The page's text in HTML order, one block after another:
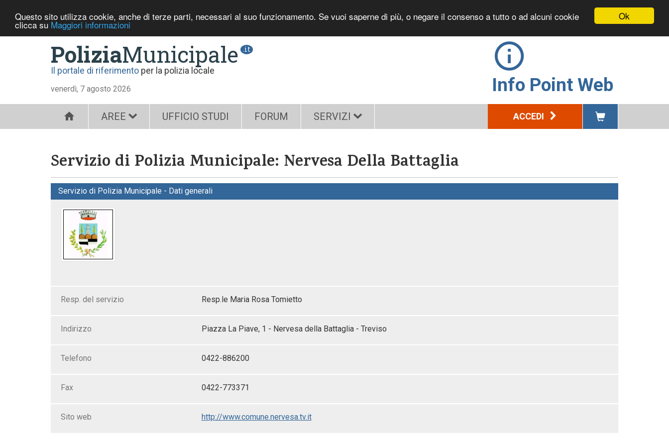
Ok
Questo sito utilizza cookie, anche di terze parti, necessari al suo funzionamento. Se vuoi saperne di più, o negare il consenso a tutto o ad alcuni cookie
clicca su Maggiori informazioni
PoliziaMunicipale .it
Il portale di riferimento per la polizia locale
venerdì, 7 agosto 2026 Info Point Web
AREE UFFICIO STUDI FORUM SERVIZI ACCEDI
Servizio di Polizia Municipale: Nervesa Della Battaglia
Servizio di Polizia Municipale - Dati generali
Resp. del servizio Resp.le Maria Rosa Tomietto
Indirizzo Piazza La Piave, 1 - Nervesa della Battaglia - Treviso
Telefono 0422-886200
Fax 0422-773371
Sito web http://www.comune.nervesa.tv.it